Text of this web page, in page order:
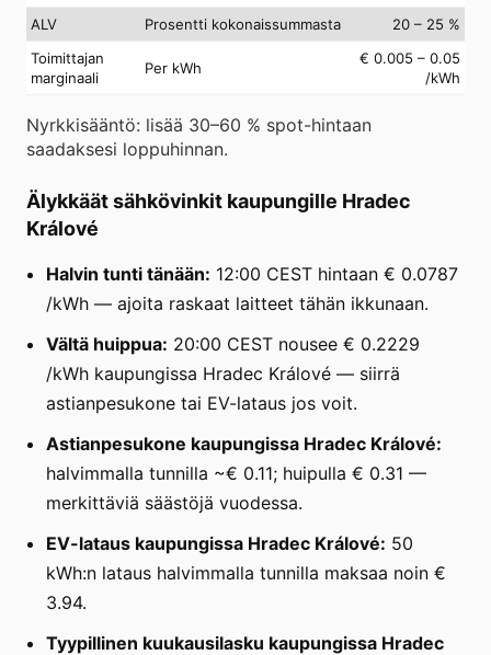
ALV
Prosentti kokonaissummasta
20 – 25 %
Toimittajan
marginaali
Per kWh
€ 0.005 – 0.05
/kWh
Nyrkkisääntö: lisää 30–60 % spot-hintaan
saadaksesi loppuhinnan.
Älykkäät sähkövinkit kaupungille Hradec
Králové
Halvin tunti tänään: 12:00 CEST hintaan € 0.0787
/kWh — ajoita raskaat laitteet tähän ikkunaan.
Vältä huippua: 20:00 CEST nousee € 0.2229
/kWh kaupungissa Hradec Králové — siirrä
astianpesukone tai EV-lataus jos voit.
Astianpesukone kaupungissa Hradec Králové:
halvimmalla tunnilla ~€ 0.11; huipulla € 0.31 —
merkittäviä säästöjä vuodessa.
EV-lataus kaupungissa Hradec Králové: 50
kWh:n lataus halvimmalla tunnilla maksaa noin €
3.94.
Tyypillinen kuukausilasku kaupungissa Hradec